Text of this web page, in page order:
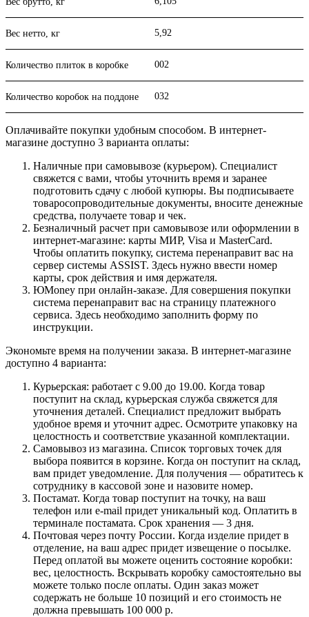
Вес нетто, кг 5,92
Количество плиток в коробке 002
Количество коробок на поддоне 032
Оплачивайте покупки удобным способом. В интернет-
магазине доступно 3 варианта оплаты:
Наличные при самовывозе (курьером). Специалист
свяжется с вами, чтобы уточнить время и заранее
подготовить сдачу с любой купюры. Вы подписываете
товаросопроводительные документы, вносите денежные
средства, получаете товар и чек.
Безналичный расчет при самовывозе или оформлении в
интернет-магазине: карты МИР, Visa и MasterCard.
Чтобы оплатить покупку, система перенаправит вас на
сервер системы ASSIST. Здесь нужно ввести номер
карты, срок действия и имя держателя.
ЮMoney при онлайн-заказе. Для совершения покупки
система перенаправит вас на страницу платежного
сервиса. Здесь необходимо заполнить форму по
инструкции.
Экономьте время на получении заказа. В интернет-магазине
доступно 4 варианта:
Курьерская: работает с 9.00 до 19.00. Когда товар
поступит на склад, курьерская служба свяжется для
уточнения деталей. Специалист предложит выбрать
удобное время и уточнит адрес. Осмотрите упаковку на
целостность и соответствие указанной комплектации.
Самовывоз из магазина. Список торговых точек для
выбора появится в корзине. Когда он поступит на склад,
вам придет уведомление. Для получения — обратитесь к
сотруднику в кассовой зоне и назовите номер.
Постамат. Когда товар поступит на точку, на ваш
телефон или e-mail придет уникальный код. Оплатить в
терминале постамата. Срок хранения — 3 дня.
Почтовая через почту России. Когда изделие придет в
отделение, на ваш адрес придет извещение о посылке.
Перед оплатой вы можете оценить состояние коробки:
вес, целостность. Вскрывать коробку самостоятельно вы
можете только после оплаты. Один заказ может
содержать не больше 10 позиций и его стоимость не
должна превышать 100 000 р.